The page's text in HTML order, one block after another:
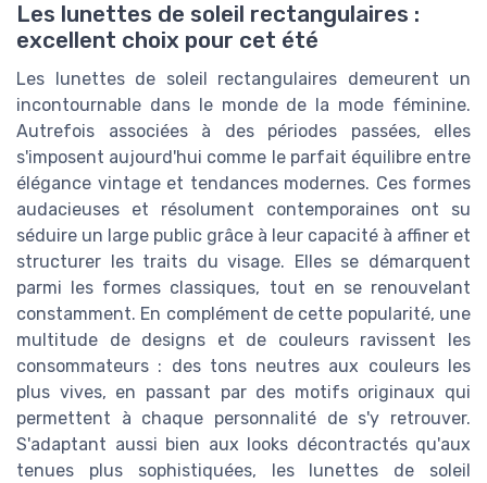
Les lunettes de soleil rectangulaires :
excellent choix pour cet été
Les lunettes de soleil rectangulaires demeurent un
incontournable dans le monde de la mode féminine.
Autrefois associées à des périodes passées, elles
s'imposent aujourd'hui comme le parfait équilibre entre
élégance vintage et tendances modernes. Ces formes
audacieuses et résolument contemporaines ont su
séduire un large public grâce à leur capacité à affiner et
structurer les traits du visage. Elles se démarquent
parmi les formes classiques, tout en se renouvelant
constamment. En complément de cette popularité, une
multitude de designs et de couleurs ravissent les
consommateurs : des tons neutres aux couleurs les
plus vives, en passant par des motifs originaux qui
permettent à chaque personnalité de s'y retrouver.
S'adaptant aussi bien aux looks décontractés qu'aux
tenues plus sophistiquées, les lunettes de soleil